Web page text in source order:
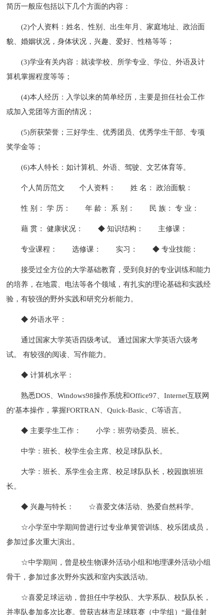
简历一般应包括以下几个方面的内容：
(2)个人资料：姓名、性别、出生年月、家庭地址、政治面
貌、婚姻状况，身体状况，兴趣、爱好、性格等等；
(3)学业有关内容：就读学校、所学专业、学位、外语及计
算机掌握程度等等；
(4)本人经历：入学以来的简单经历，主要是担任社会工作
或加入党团等方面的情况；
(5)所获荣誉；三好学生、优秀团员、优秀学生干部、专项
奖学金等；
(6)本人特长：如计算机、外语、驾驶、文艺体育等。
个人简历范文 个人资料： 姓 名： 政治面貌：
性 别： 学 历： 年 龄： 系 别： 民 族： 专 业：
藉 贯： 健康状况： ◆ 知识结构： 主修课：
专业课程： 选修课： 实习： ◆ 专业技能：
接受过全方位的大学基础教育，受到良好的专业训练和能力
的培养，在地震、电法等各个领域，有扎实的理论基础和实践经
验，有较强的野外实践和研究分析能力。
◆ 外语水平：
通过国家大学英语四级考试。 通过国家大学英语六级考
试。 有较强的阅读、写作能力。
◆ 计算机水平：
熟悉DOS、Windows98操作系统和Office97、Internet互联网
的'基本操作，掌握FORTRAN、Quick-Basic、C等语言。
◆ 主要学生工作： 小学：班劳动委员、班长。
中学：班长、校学生会主席、校足球队队长。
大学：班长、系学生会主席、校足球队队长，校园旗班班
长。
◆ 兴趣与特长： ☆喜爱文体活动、热爱自然科学。
☆小学至中学期间曾进行过专业单簧管训练、校乐团成员，
参加过多次重大演出。
☆中学期间，曾是校生物课外活动小组和地理课外活动小组
骨干，参加过多次野外实践和室内实践活动。
☆喜爱足球运动，曾担任中学校队、大学系队、校队队长，
并率队参加多次比赛。曾获吉林市足球联赛（中学组）“最佳射